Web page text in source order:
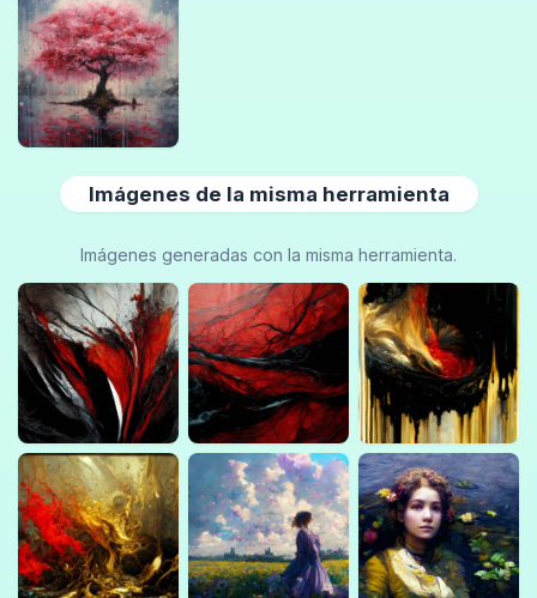
Imágenes de la misma herramienta
Imágenes generadas con la misma herramienta.